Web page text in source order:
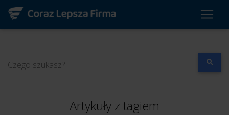
Czego szukasz?
Artykuły z tagiem